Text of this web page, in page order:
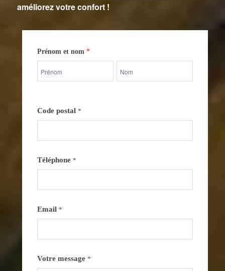
améliorez votre confort !
Contactez-
nous
Prénom et nom *
et
et
Code postal *
Téléphone *
Email *
Votre message *